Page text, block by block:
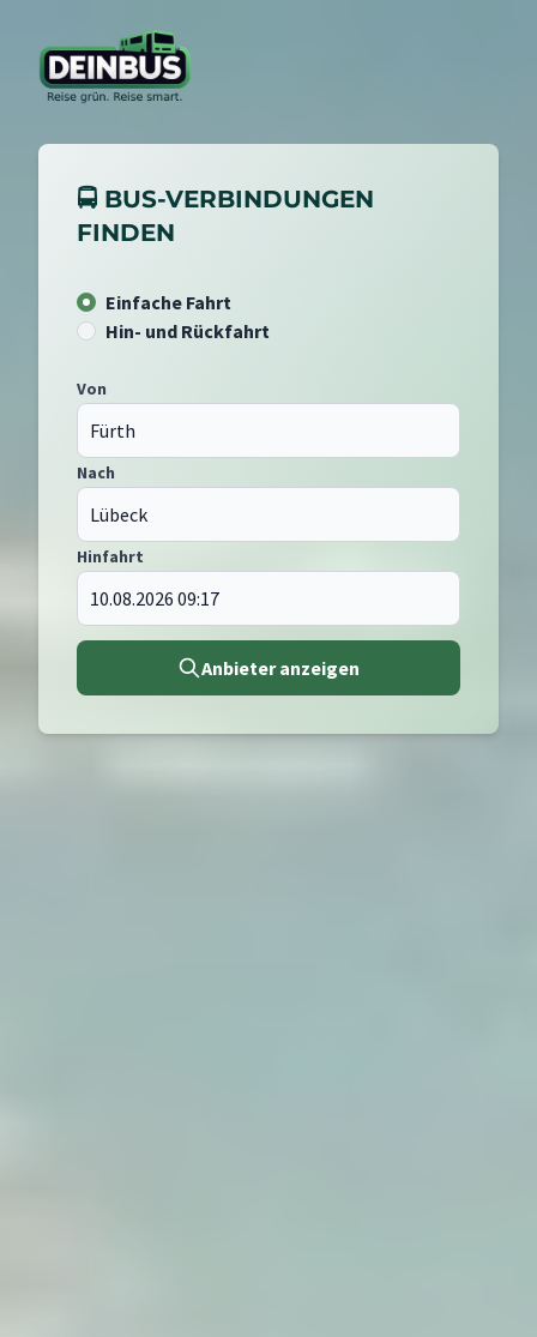
🚍 BUS-VERBINDUNGEN
FINDEN
Einfache Fahrt
Hin- und Rückfahrt
Von
Nach
Hinfahrt
Anbieter anzeigen